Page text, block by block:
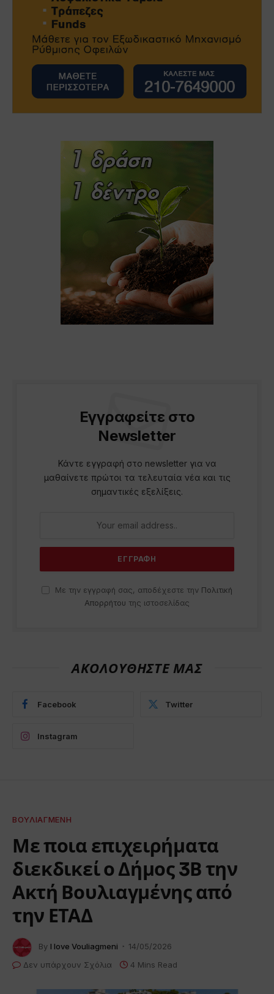
Εγγραφείτε στο
Newsletter
Κάντε εγγραφή στο newsletter για να
μαθαίνετε πρώτοι τα τελευταία νέα και τις
σημαντικές εξελίξεις.
Με την εγγραφή σας, αποδέχεστε την Πολιτική
Απορρήτου της ιστοσελίδας
ΑΚΟΛΟΥΘΗΣΤΕ ΜΑΣ
Facebook Twitter
Instagram
ΒΟΥΛΙΑΓΜΈΝΗ
Με ποια επιχειρήματα
διεκδικεί ο Δήμος 3Β την
Ακτή Βουλιαγμένης από
την ΕΤΑΔ
By I love Vouliagmeni
14/05/2026
Δεν υπάρχουν Σχόλια
4 Mins Read